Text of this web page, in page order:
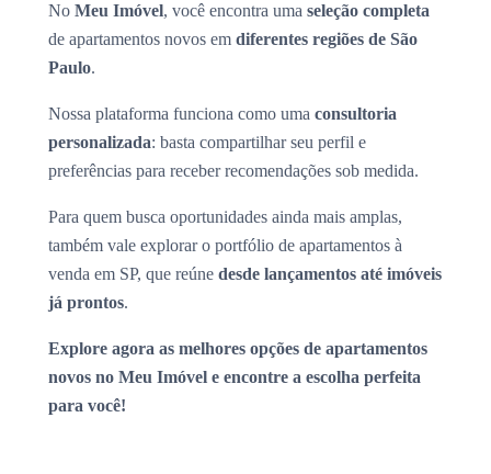
No Meu Imóvel, você encontra uma seleção completa
de apartamentos novos em diferentes regiões de São
Paulo.
Nossa plataforma funciona como uma consultoria
personalizada: basta compartilhar seu perfil e
preferências para receber recomendações sob medida.
Para quem busca oportunidades ainda mais amplas,
também vale explorar o portfólio de apartamentos à
venda em SP, que reúne desde lançamentos até imóveis
já prontos.
Explore agora as melhores opções de apartamentos
novos no Meu Imóvel e encontre a escolha perfeita
para você!